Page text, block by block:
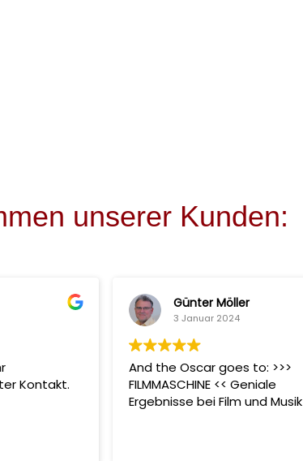
unserer Kunden:
Kontakt.
Günter Möller
3 Januar 2024
And the Oscar goes to: >>>
FILMMASCHINE << Geniale
Ergebnisse bei Film und Musik